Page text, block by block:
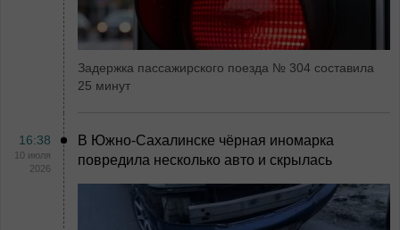
Задержка пассажирского поезда № 304 составила
25 минут
16:38
10 июля
2026
В Южно-Сахалинске чёрная иномарка
повредила несколько авто и скрылась